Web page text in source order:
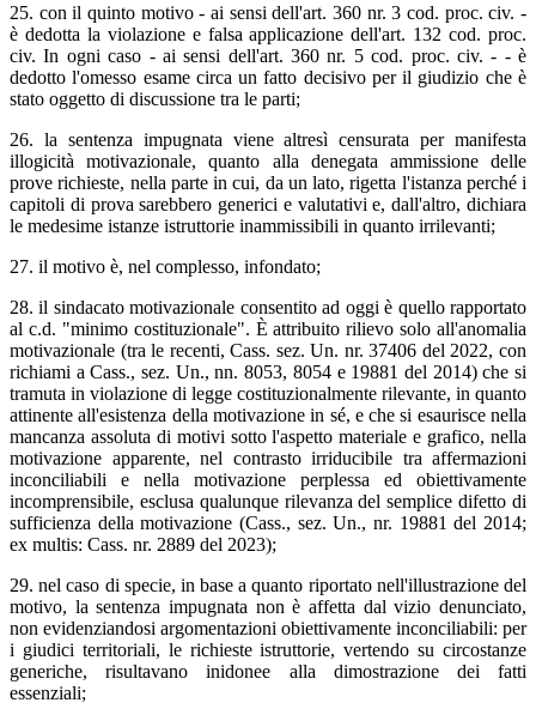
25. con il quinto motivo - ai sensi dell'art. 360 nr. 3 cod. proc. civ. -
è dedotta la violazione e falsa applicazione dell'art. 132 cod. proc.
civ. In ogni caso - ai sensi dell'art. 360 nr. 5 cod. proc. civ. - - è
dedotto l'omesso esame circa un fatto decisivo per il giudizio che è
stato oggetto di discussione tra le parti;
26. la sentenza impugnata viene altresì censurata per manifesta
illogicità motivazionale, quanto alla denegata ammissione delle
prove richieste, nella parte in cui, da un lato, rigetta l'istanza perché i
capitoli di prova sarebbero generici e valutativi e, dall'altro, dichiara
le medesime istanze istruttorie inammissibili in quanto irrilevanti;
27. il motivo è, nel complesso, infondato;
28. il sindacato motivazionale consentito ad oggi è quello rapportato
al c.d. "minimo costituzionale". È attribuito rilievo solo all'anomalia
motivazionale (tra le recenti, Cass. sez. Un. nr. 37406 del 2022, con
richiami a Cass., sez. Un., nn. 8053, 8054 e 19881 del 2014) che si
tramuta in violazione di legge costituzionalmente rilevante, in quanto
attinente all'esistenza della motivazione in sé, e che si esaurisce nella
mancanza assoluta di motivi sotto l'aspetto materiale e grafico, nella
motivazione apparente, nel contrasto irriducibile tra affermazioni
inconciliabili e nella motivazione perplessa ed obiettivamente
incomprensibile, esclusa qualunque rilevanza del semplice difetto di
sufficienza della motivazione (Cass., sez. Un., nr. 19881 del 2014;
ex multis: Cass. nr. 2889 del 2023);
29. nel caso di specie, in base a quanto riportato nell'illustrazione del
motivo, la sentenza impugnata non è affetta dal vizio denunciato,
non evidenziandosi argomentazioni obiettivamente inconciliabili: per
i giudici territoriali, le richieste istruttorie, vertendo su circostanze
generiche, risultavano inidonee alla dimostrazione dei fatti
essenziali;